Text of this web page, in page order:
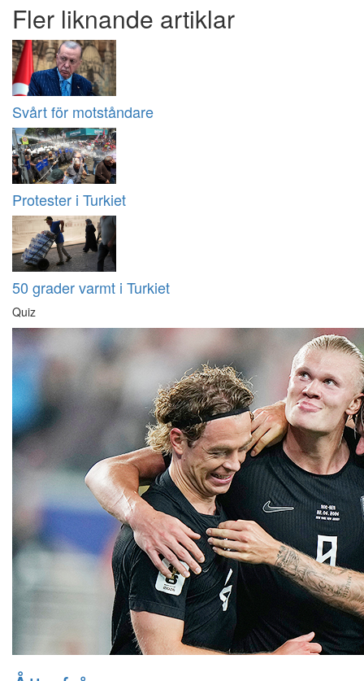
Fler liknande artiklar
Svårt för motståndare
Protester i Turkiet
50 grader varmt i Turkiet
Quiz